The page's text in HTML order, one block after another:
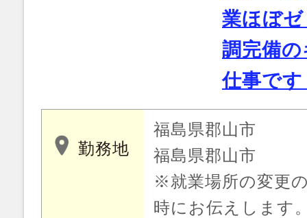
業ほぼ
調完備
仕事です
勤務地
福島県郡山市
福島県郡山市
※就業場所の変更
時にお伝えします